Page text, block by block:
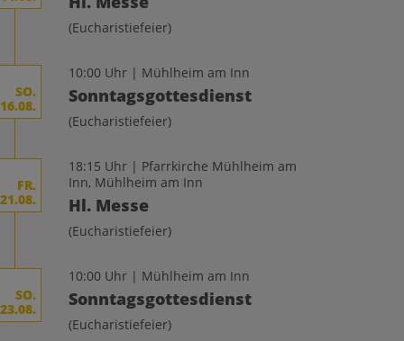
(Eucharistiefeier)
SO.
16.08.
10:00 Uhr | Mühlheim am Inn
Sonntagsgottesdienst
(Eucharistiefeier)
FR.
21.08.
18:15 Uhr | Pfarrkirche Mühlheim am
Inn, Mühlheim am Inn
Hl. Messe
(Eucharistiefeier)
SO.
23.08.
10:00 Uhr | Mühlheim am Inn
Sonntagsgottesdienst
(Eucharistiefeier)